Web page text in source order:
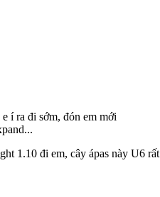
í ra đi sớm, đón em mới
1.10 đi em, cây ápas này U6